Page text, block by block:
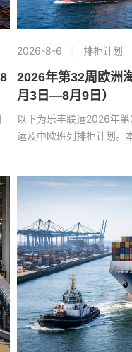
2026-8-6 排柜计划
2026年第32周欧洲
月3日—8月9日）
以下为乐丰联运2026年
运及中欧班列排柜计划。